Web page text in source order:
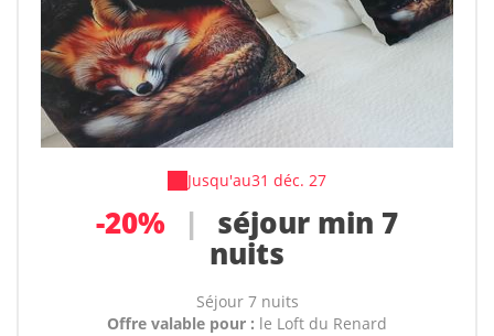
Jusqu'au31 déc. 27
-20% | séjour min 7
nuits
Séjour 7 nuits
Offre valable pour : le Loft du Renard